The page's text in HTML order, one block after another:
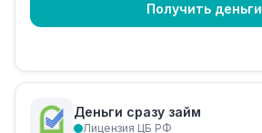
Получить деньги
Деньги сразу займ
Лицензия ЦБ РФ